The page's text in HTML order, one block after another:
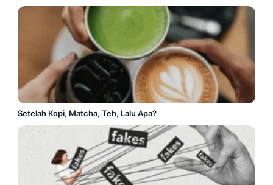
Setelah Kopi, Matcha, Teh, Lalu Apa?